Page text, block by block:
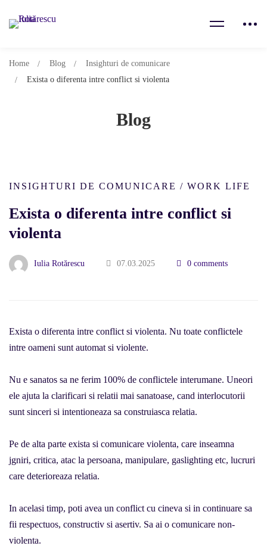
Blog
Home Blog
Insighturi de comunicare
Exista o diferenta intre conflict si violenta
INSIGHTURI DE COMUNICARE / WORK LIFE
Exista o diferenta intre conflict si
violenta
Iulia Rotărescu 07.03.2025 0 comments
Exista o diferenta intre conflict si violenta. Nu toate conflictele
intre oameni sunt automat si violente.
Nu e sanatos sa ne ferim 100% de conflictele interumane. Uneori
ele ajuta la clarificari si relatii mai sanatoase, cand interlocutorii
sunt sinceri si intentioneaza sa construiasca relatia.
Pe de alta parte exista si comunicare violenta, care inseamna
jgniri, critica, atac la persoana, manipulare, gaslighting etc, lucruri
care deterioreaza relatia.
In acelasi timp, poti avea un conflict cu cineva si in continuare sa
fii respectuos, constructiv si asertiv. Sa ai o comunicare non-
violenta.